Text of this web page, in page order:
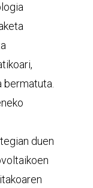
bermatuta.
duen